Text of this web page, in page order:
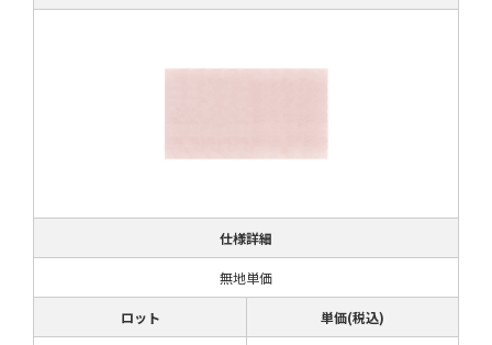
仕様詳細
無地単価
ロット 単価(税込)